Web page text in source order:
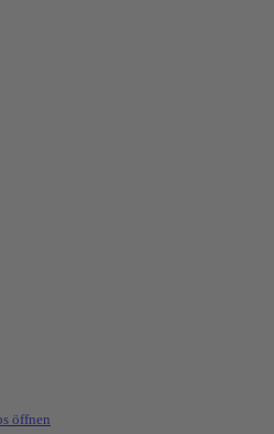
öffnen